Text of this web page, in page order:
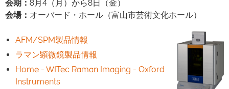
会期： 8月4（月）から8日（金）
会場： オーバード・ホール（富山市芸術文化ホール）
AFM/SPM製品情報
ラマン顕微鏡製品情報
Home - WITec Raman Imaging - Oxford
Instruments